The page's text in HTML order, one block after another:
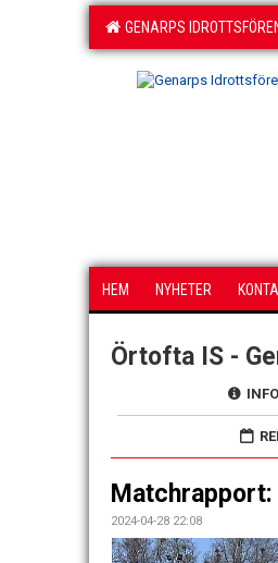
GENARPS
HEM NYHETER
Örtofta IS -
2024-04-28 22:08